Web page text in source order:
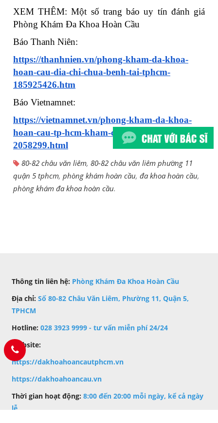
XEM THÊM: Một số trang báo uy tín đánh giá
Phòng Khám Đa Khoa Hoàn Cầu
Báo Thanh Niên:
https://thanhnien.vn/phong-kham-da-khoa-
hoan-cau-dia-chi-chua-benh-tai-tphcm-
185925426.htm
Báo Vietnamnet:
https://vietnamnet.vn/phong-kham-da-khoa-
hoan-cau-tp-hcm-kham-chua-benh-ngoai-gio-
2058299.html
80-82 châu văn liêm, 80-82 châu văn liêm phường 11
quận 5 tphcm, phòng khám hoàn cầu, đa khoa hoàn cầu,
phòng khám đa khoa hoàn cầu.
Thông tin liên hệ: Phòng Khám Đa Khoa Hoàn Cầu
Địa chỉ: Số 80-82 Châu Văn Liêm, Phường 11, Quận 5,
TPHCM
Hotline: 028 3923 9999 - tư vấn miễn phí 24/24
Website:
https://dakhoahoancautphcm.vn
https://dakhoahoancau.vn
Thời gian hoạt động: 8:00 đến 20:00 mỗi ngày, kể cả ngày
lễ